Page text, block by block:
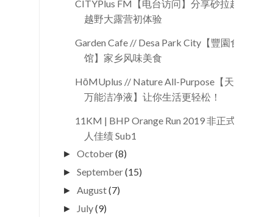
CITYPlus FM【电台访问】分享砂拉越
越野大露营初体验
Garden Cafe // Desa Park City【豐園食
馆】家乡风味美食
HōMUplus // Nature All-Purpose【天然
万能洁净液】让你生活更轻松！
11KM | BHP Orange Run 2019 非正式个
人佳绩 Sub1
►October(8)
►September(15)
►August(7)
► July(9)